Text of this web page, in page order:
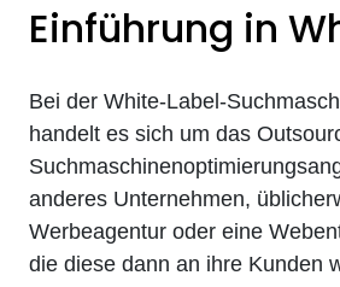
Einführung in
Bei der White-Label-
handelt es sich um das
anderes Unternehmen,
Werbeagentur oder eine
die diese dann an ihre Kunden